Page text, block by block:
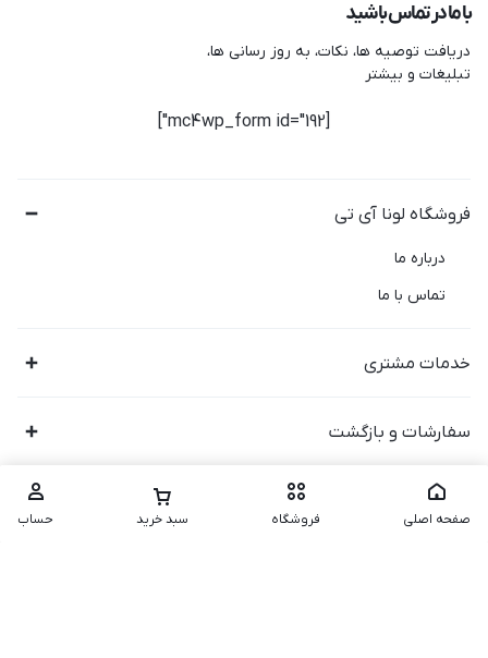
با ما در تماس باشید
دریافت توصیه ها، نکات، به روز رسانی ها،
تبلیغات و بیشتر
[mc4wp_form id="192"]
فروشگاه لونا آی تی
درباره ما
تماس با ما
خدمات مشتری
سفارشات و بازگشت
صفحه اصلی فروشگاه سبد خرید حساب